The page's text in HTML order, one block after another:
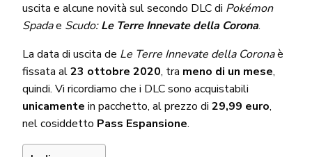
uscita e alcune novità sul secondo DLC di Pokémon
Spadae Scudo:Le Terre Innevate della Corona.
La data di uscita de Le Terre Innevate della Coronaè
fissata al23 ottobre 2020, tra meno di un mese,
quindi. Vi ricordiamo che i DLC sono acquistabili
unicamente in pacchetto, al prezzo di29,99 euro,
nel cosiddetto Pass Espansione.